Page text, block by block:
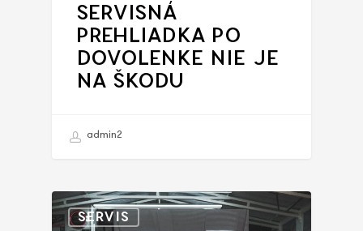
SERVISNÁ
PREHLIADKA PO
DOVOLENKE NIE JE
NA ŠKODU
admin2
SERVIS